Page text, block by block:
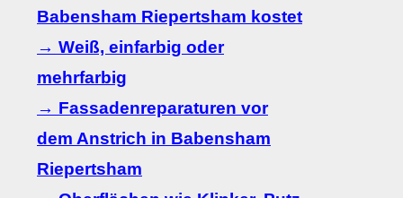
Babensham Riepertsham kostet
→ Weiß, einfarbig oder
mehrfarbig
→ Fassadenreparaturen vor
dem Anstrich in Babensham
Riepertsham